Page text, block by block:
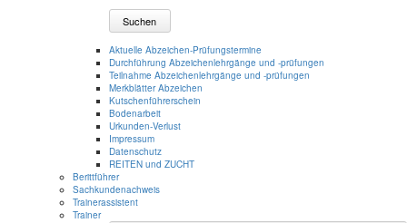
Suchen
Aktuelle Abzeichen-Prüfungstermine
Durchführung Abzeichenlehrgänge und -prüfungen
Teilnahme Abzeichenlehrgänge und -prüfungen
Merkblätter Abzeichen
Kutschenführerschein
Bodenarbeit
Urkunden-Verlust
Impressum
Datenschutz
REITEN und ZUCHT
Berittführer
Sachkundenachweis
Trainerassistent
Trainer